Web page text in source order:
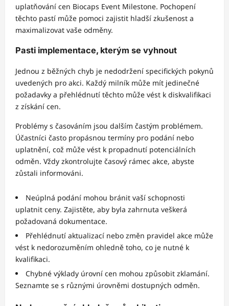
uplatňování cen Biocaps Event Milestone. Pochopení
těchto pastí může pomoci zajistit hladší zkušenost a
maximalizovat vaše odměny.
Pasti implementace, kterým se vyhnout
Jednou z běžných chyb je nedodržení specifických pokynů
uvedených pro akci. Každý milník může mít jedinečné
požadavky a přehlédnutí těchto může vést k diskvalifikaci
z získání cen.
Problémy s časováním jsou dalším častým problémem.
Účastníci často propásnou termíny pro podání nebo
uplatnění, což může vést k propadnutí potenciálních
odměn. Vždy zkontrolujte časový rámec akce, abyste
zůstali informováni.
Neúplná podání mohou bránit vaší schopnosti
uplatnit ceny. Zajistěte, aby byla zahrnuta veškerá
požadovaná dokumentace.
Přehlédnutí aktualizací nebo změn pravidel akce může
vést k nedorozuměním ohledně toho, co je nutné k
kvalifikaci.
Chybné výklady úrovní cen mohou způsobit zklamání.
Seznamte se s různými úrovněmi dostupných odměn.